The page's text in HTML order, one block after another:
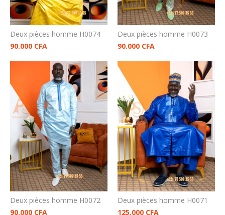
Deux pièces homme H0074
90.000 CFA
Deux pièces homme H0073
90.000 CFA
Deux pièces homme H0072
90.000 CFA
Deux pièces homme H0071
125.000 CFA